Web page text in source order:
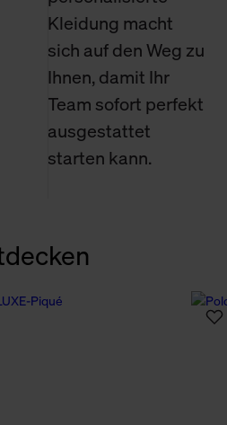
Kleidung macht
sich auf den Weg zu
Ihnen, damit Ihr
Team sofort perfekt
ausgestattet
starten kann.